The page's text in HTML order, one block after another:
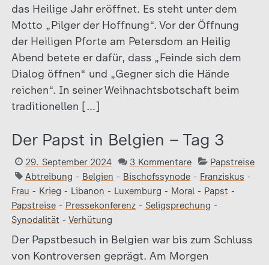
das Heilige Jahr eröffnet. Es steht unter dem
Motto „Pilger der Hoffnung“. Vor der Öffnung
der Heiligen Pforte am Petersdom an Heilig
Abend betete er dafür, dass „Feinde sich dem
Dialog öffnen“ und „Gegner sich die Hände
reichen“. In seiner Weihnachtsbotschaft beim
traditionellen […]
Der Papst in Belgien – Tag 3
29. September 2024 3 Kommentare
Papstreise
Abtreibung - Belgien - Bischofssynode- Franziskus -
Frau - Krieg - Libanon - Luxemburg - Moral- Papst -
Papstreise- Pressekonferenz- Seligsprechung -
Synodalität - Verhütung
Der Papstbesuch in Belgien war bis zum Schluss
von Kontroversen geprägt. Am Morgen